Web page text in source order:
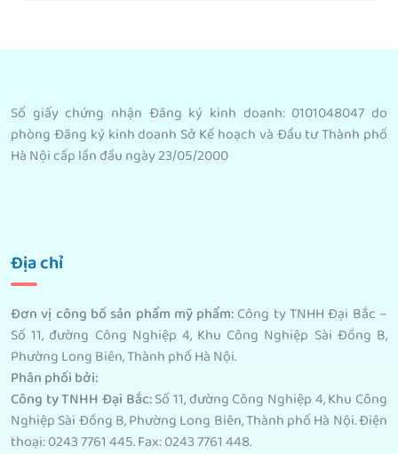
Số giấy chứng nhận Đăng ký kinh doanh: 0101048047 do
phòng Đăng ký kinh doanh Sở Kế hoạch và Đầu tư Thành phố
Hà Nội cấp lần đầu ngày 23/05/2000
Địa chỉ
Đơn vị công bố sản phẩm mỹ phẩm: Công ty TNHH Đại Bắc –
Số 11, đường Công Nghiệp 4, Khu Công Nghiệp Sài Đồng B,
Phường Long Biên, Thành phố Hà Nội.
Phân phối bởi:
Công ty TNHH Đại Bắc:Số 11, đường Công Nghiệp 4, Khu Công
Nghiệp Sài Đồng B, Phường Long Biên, Thành phố Hà Nội. Điện
thoại: 0243 7761 445. Fax: 0243 7761 448.